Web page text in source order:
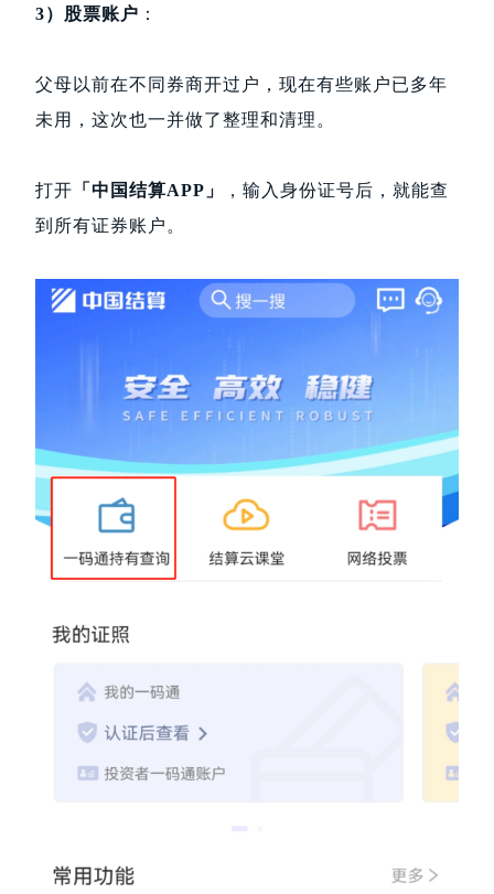
3）股票账户 ：
父母以前在不同券商开过户，现在有些账户已多年
未用，这次也一并做了整理和清理。
打开 「中国结算APP」
，输入身份证号后，就能查
到所有证券账户。